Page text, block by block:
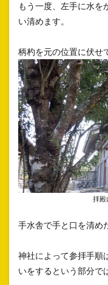
もう一度、左手に水を
い清めます。
柄杓を元の位置に伏せ
拝殿
手水舎で手と口を清め
神社によって参拝手順
いをするという部分で